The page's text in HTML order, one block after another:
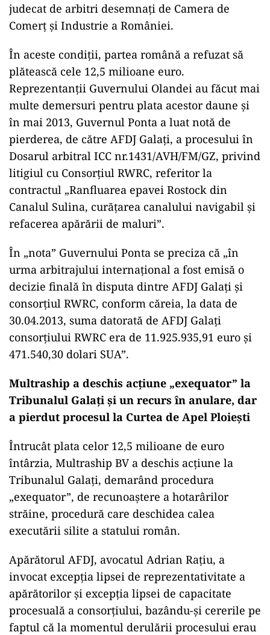
judecat de arbitri desemnați de Camera de
Comerț și Industrie a României.
În aceste condiții, partea română a refuzat să
plătească cele 12,5 milioane euro.
Reprezentanții Guvernului Olandei au făcut mai
multe demersuri pentru plata acestor daune și
în mai 2013, Guvernul Ponta a luat notă de
pierderea, de către AFDJ Galaţi, a procesului în
Dosarul arbitral ICC nr.1431/AVH/FM/GZ, privind
litigiul cu Consorţiul RWRC, referitor la
contractul „Ranfluarea epavei Rostock din
Canalul Sulina, curăţarea canalului navigabil şi
refacerea apărării de maluri”.
În „nota” Guvernului Ponta se preciza că „în
urma arbitrajului internaţional a fost emisă o
decizie finală în disputa dintre AFDJ Galaţi şi
consorţiul RWRC, conform căreia, la data de
30.04.2013, suma datorată de AFDJ Galaţi
consorţiului RWRC era de 11.925.935,91 euro şi
471.540,30 dolari SUA”.
Multraship a deschis acțiune „exequator” la
Tribunalul Galați și un recurs în anulare, dar
a pierdut procesul la Curtea de Apel Ploiești
Întrucât plata celor 12,5 milioane de euro
întârzia, Multraship BV a deschis acțiune la
Tribunalul Galați, demarând procedura
„exequator”, de recunoaștere a hotarârilor
străine, procedură care deschidea calea
executării silite a statului român.
Apărătorul AFDJ, avocatul Adrian Rațiu, a
invocat excepția lipsei de reprezentativitate a
apărătorilor și excepția lipsei de capacitate
procesuală a consorțiului, bazându-și cererile pe
faptul că la momentul derulării procesului erau